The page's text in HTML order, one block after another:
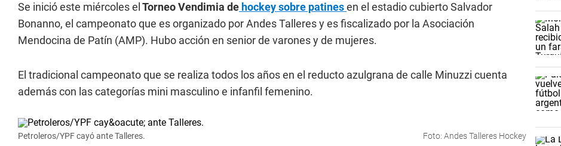
Se inició este miércoles el Torneo Vendimia de hockey sobre patinesen el estadio cubierto Salvador
Bonanno, el campeonato que es organizado por Andes Talleres y es fiscalizado por la Asociación
Mendocina de Patín (AMP). Hubo acción en senior de varones y de mujeres.
El tradicional campeonato que se realiza todos los años en el reducto azulgrana de calle Minuzzi cuenta
además con las categorías mini masculino e infanfil femenino.
Petroleros/YPF cayó ante Talleres. Foto: Andes Talleres Hockey